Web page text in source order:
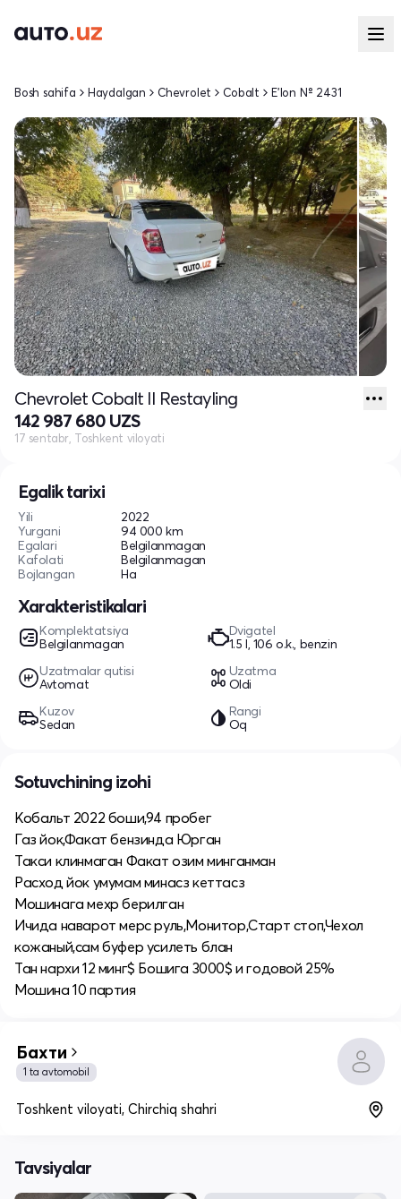
Egalik tarixi
Yili
2022
Yurgani
94 000 km
Egalari
Belgilanmagan
Kafolati
Belgilanmagan
Bojlangan
Ha
Xarakteristikalari
Komplektatsiya
Belgilanmagan
Dvigatel
1.5 l, 106 o.k., benzin
Uzatmalar qutisi
Avtomat
Uzatma
Oldi
Kuzov
Sedan
Rangi
Oq
Bosh sahifa Haydalgan Chevrolet Cobalt E'lon № 2431
Chevrolet Cobalt II Restayling
142 987 680 UZS
17 sentabr, Toshkent viloyati
Sotuvchining izohi
Кобальт 2022 боши,94 пробег
Газ йок,Факат бензинда Юрган
Такси клинмаган Факат озим минганман
Расход йок умумам минасз кеттасз
Мошинага мехр берилган
Ичида наварот мерс руль,Монитор,Старт стоп,Чехол
кожаный,сам буфер усилеть блан
Тан нархи 12 минг$ Бошига 3000$ и годовой 25%
Мошина 10 партия
Бахти
1 ta avtomobil
Toshkent viloyati, Chirchiq shahri
Tavsiyalar